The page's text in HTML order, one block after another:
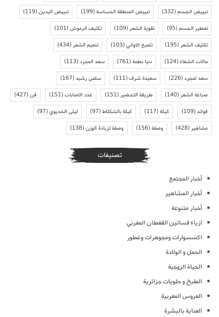
تبييض الجسم(332) تبييض المنطقة الحساسة(199) تبييض اليدين(119)
تعطير الجسم(95) تقوية الشعر(109) تكثيف الرموش(101)
تكثيف الشعر(195) تلميع الاواني(103) تنعيم الشعر(434)
حالات الشفاء(124) دنيا بطمة(761) سعد المجرد(113)
سعد لمجرد(226) سعيدة شرف(111) سلمى رشيد(167)
صباغة الشعر(140) طريقة التحضير(151) عدد الاصابات(151) فن(427)
فوائد(109) كيكة(117) كيكة بالشكلاط(97) ليلى الحديوي(97)
مشاهير(428) وصفة(156) وصفة لزيادة الوزن(138)
تصنيفات
أخبار المجتمع
أخبار المشاهير
أخبار متنوعة
ازياء فساتين القفطان المغربي
اكسسوارات ومجوهرات وعطور
الحمل و الولادة
الحياة الزوجية
الطبخ و حلويات جزائرية
العروس المغربية
العناية بالبشرة